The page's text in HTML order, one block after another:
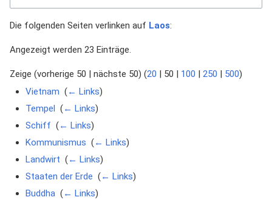
Die folgenden Seiten verlinken auf Laos:
Angezeigt werden 23 Einträge.
Zeige (vorherige 50 nächste 50) (20 50 100 250 500)
Vietnam (← Links)
Tempel (← Links)
Schiff (← Links)
Kommunismus (← Links)
Landwirt (← Links)
Staaten der Erde (← Links)
Buddha‎ (← Links)